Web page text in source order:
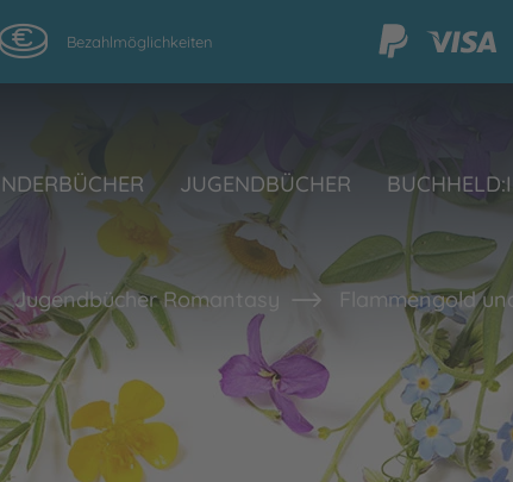
Bezahlmöglichkeiten
JUGENDBÜCHER
Jugendbücher Romantasy Flammengold